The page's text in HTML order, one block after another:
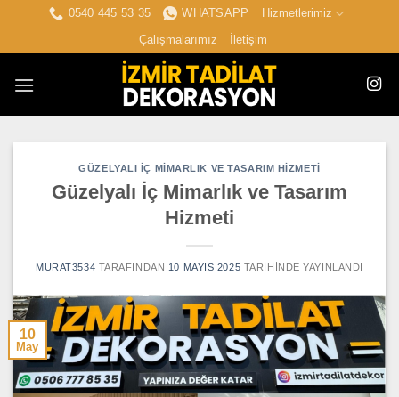
0540 445 53 35 WHATSAPP
Hizmetlerimiz
Çalışmalarımız
İletişim
GÜZELYALI İÇ MIMARLIK VE TASARIM HIZMETI
Güzelyalı İç Mimarlık ve Tasarım
Hizmeti
MURAT3534 TARAFINDAN 10 MAYIS 2025 TARIHINDE YAYINLANDI
10
May